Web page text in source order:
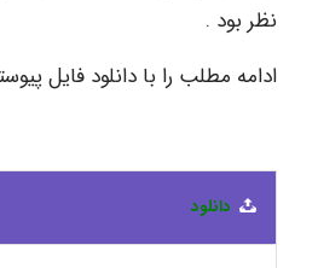
نظر بود .
ادامه مطلب را با دانلود فایل
دانلود